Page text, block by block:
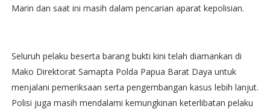
Marin dan saat ini masih dalam pencarian aparat kepolisian.
Seluruh pelaku beserta barang bukti kini telah diamankan di
Mako Direktorat Samapta Polda Papua Barat Daya untuk
menjalani pemeriksaan serta pengembangan kasus lebih lanjut.
Polisi juga masih mendalami kemungkinan keterlibatan pelaku